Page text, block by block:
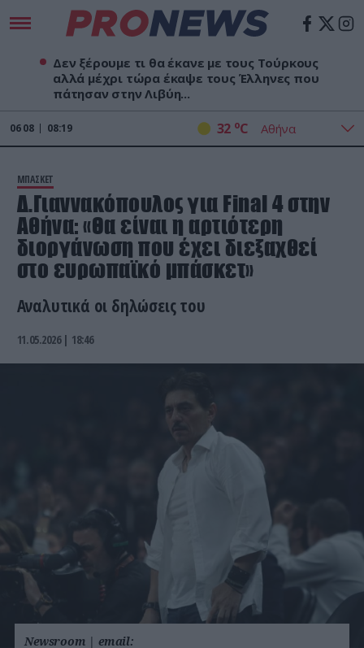
Δεν ξέρουμε τι θα έκανε με τους Τούρκους
αλλά μέχρι τώρα έκαψε τους Έλληνες που
πάτησαν στην Λιβύη...
06 08 08:19 32 oC
ΜΠΑΣΚΕΤ
Δ.Γιαννακόπουλος για Final 4 στην
Αθήνα: «Θα είναι η αρτιότερη
διοργάνωση που έχει διεξαχθεί
στο ευρωπαϊκό μπάσκετ»
Αναλυτικά οι δηλώσεις του
11.05.2026 | 18:46
Newsroom | email: